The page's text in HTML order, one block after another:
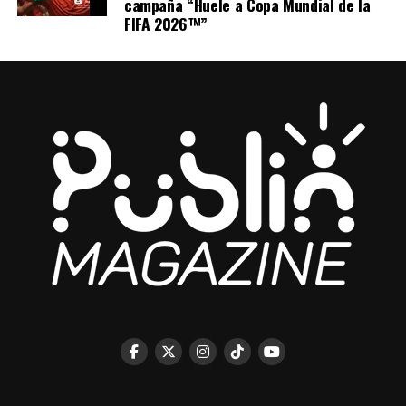
, un talento venezolano durísimo detrás de la
quien hemos construido el universo visual y narrativo de
personalidad, mi manera de vivir la música y la
intención que hay detrás de todo este proyecto”.
Aloisio, quien en 2024 recibió una nominación al
Latin Grammy como compositor de “Blanco y Negro”
de Elena Rose, en la categoría Mejor Canción
Pop/Rock, continúa consolidándose en la insdustria
global, formando parte de la generación musical de
relevo que deja fuerte el nombre de Venezuela en alto.
pues representa un nuevo comienzo de mi
Creo que es un sonido que tiene el potencial
FIFA 2026™”